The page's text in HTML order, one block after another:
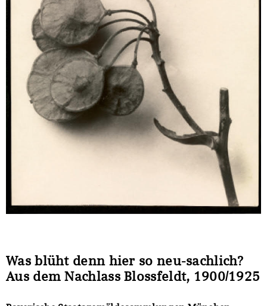
Was blüht denn hier so neu-sachlich?
Aus dem Nachlass Blossfeldt, 1900/1925
Sonstiges